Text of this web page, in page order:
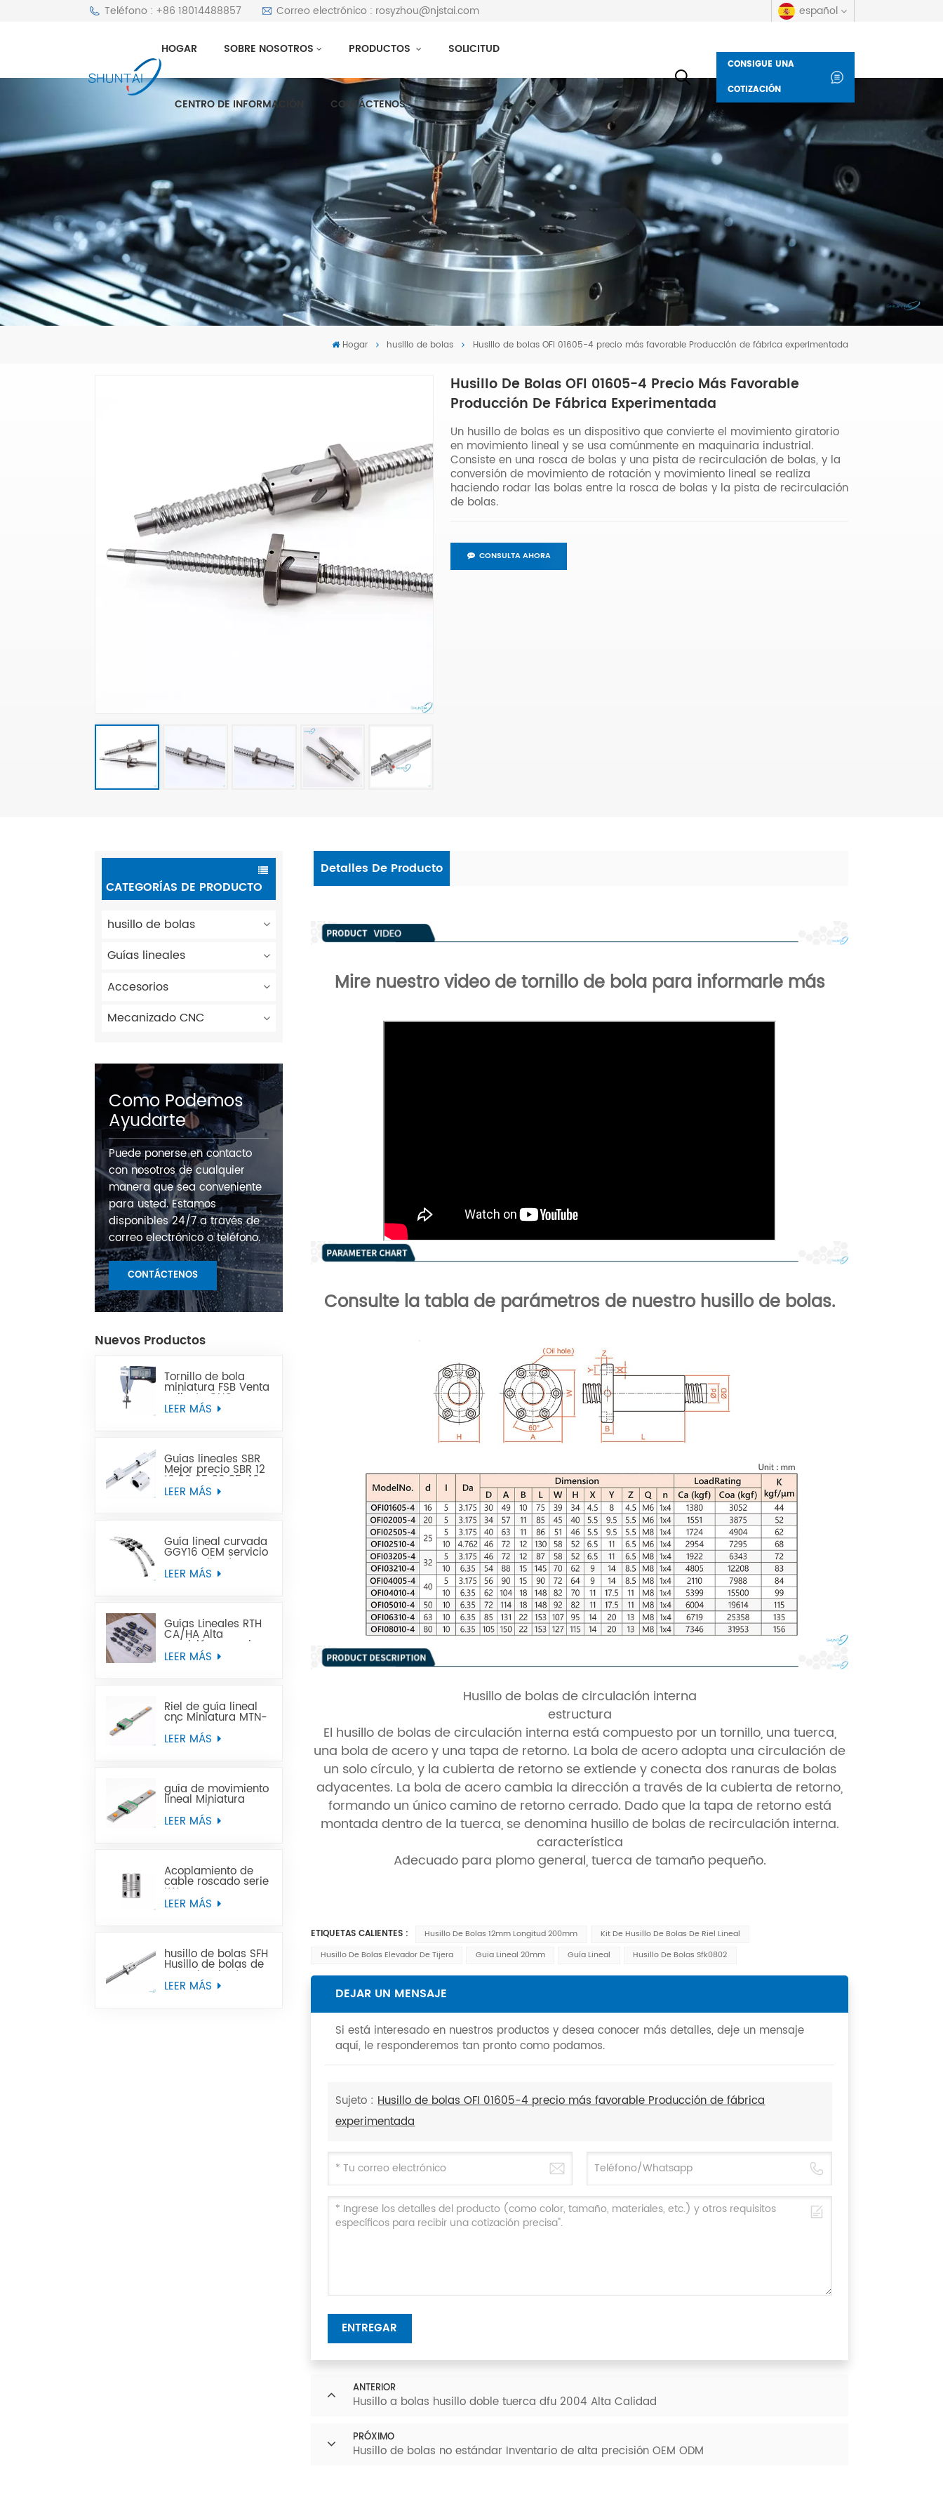
Teléfono : +86 18014488857 Correo electrónico : rosyzhou@njstai.com español
русский
español
العربية
Deutsch
italiano
français
Indonesia
HOGAR SOBRE NOSOTROS PRODUCTOS SOLICITUD
CENTRO DE INFORMACIÓN CONTÁCTENOS
CONSIGUE UNA
COTIZACIÓN
Hogar husillo de bolas Husillo de bolas OFI 01605-4 precio más favorable Producción de fábrica experimentada
Husillo De Bolas OFI 01605-4 Precio Más Favorable
Producción De Fábrica Experimentada
Un husillo de bolas es un dispositivo que convierte el movimiento giratorio
en movimiento lineal y se usa comúnmente en maquinaria industrial.
Consiste en una rosca de bolas y una pista de recirculación de bolas, y la
conversión de movimiento de rotación y movimiento lineal se realiza
haciendo rodar las bolas entre la rosca de bolas y la pista de recirculación
de bolas.
CONSULTA AHORA
CATEGORÍAS DE PRODUCTO
husillo de bolas
Guías lineales
Accesorios
Mecanizado CNC
Como Podemos
Ayudarte
Puede ponerse en contacto
con nosotros de cualquier
manera que sea conveniente
para usted. Estamos
disponibles 24/7 a través de
correo electrónico o teléfono.
CONTÁCTENOS
Nuevos Productos
Tornillo de bola
miniatura FSB Venta
caliente CNC
Precisión Miniatura
LEER MÁS
Guías lineales SBR
Mejor precio SBR 12
16 20 25 30 35 40
50 carril de guía
LEER MÁS
Guía lineal curvada
GGY16 OEM servicio
personalizado
proporcionado,
CNC
LEER MÁS
Guías Lineales RTH
CA/HA Alta
precisión y precio
asequible
LEER MÁS
Riel de guía lineal
cnc Miniatura MTN-
C/-H OEM ODM
LEER MÁS
guía de movimiento
lineal Miniatura
MTW-C/-H OEM
ODM
LEER MÁS
Acoplamiento de
cable roscado serie
LW
LEER MÁS
husillo de bolas SFH
Husillo de bolas de
rosca izquierda
utilizado en
LEER MÁS
Detalles De Producto
Mire nuestro video de tornillo de bola para informarle más
Consulte la tabla de parámetros de nuestro husillo de bolas.
Husillo de bolas de circulación interna
estructura
El husillo de bolas de circulación interna está compuesto por un tornillo, una tuerca,
una bola de acero y una tapa de retorno. La bola de acero adopta una circulación de
un solo círculo, y la cubierta de retorno se extiende y conecta dos ranuras de bolas
adyacentes. La bola de acero cambia la dirección a través de la cubierta de retorno,
formando un único camino de retorno cerrado. Dado que la tapa de retorno está
montada dentro de la tuerca, se denomina husillo de bolas de recirculación interna.
característica
Adecuado para plomo general, tuerca de tamaño pequeño.
ETIQUETAS CALIENTES : Husillo De Bolas 12mm Longitud 200mm
Kit De Husillo De Bolas De Riel Lineal
Husillo De Bolas Elevador De Tijera
Guia Lineal 20mm Guía Lineal Husillo De Bolas Sfk0802
DEJAR UN MENSAJE
Si está interesado en nuestros productos y desea conocer más detalles, deje un mensaje
aquí, le responderemos tan pronto como podamos.
Sujeto :Husillo de bolas OFI 01605-4 precio más favorable Producción de fábrica
experimentada
ENTREGAR
ANTERIOR
Husillo a bolas husillo doble tuerca dfu 2004 Alta Calidad
PRÓXIMO
Husillo de bolas no estándar Inventario de alta precisión OEM ODM